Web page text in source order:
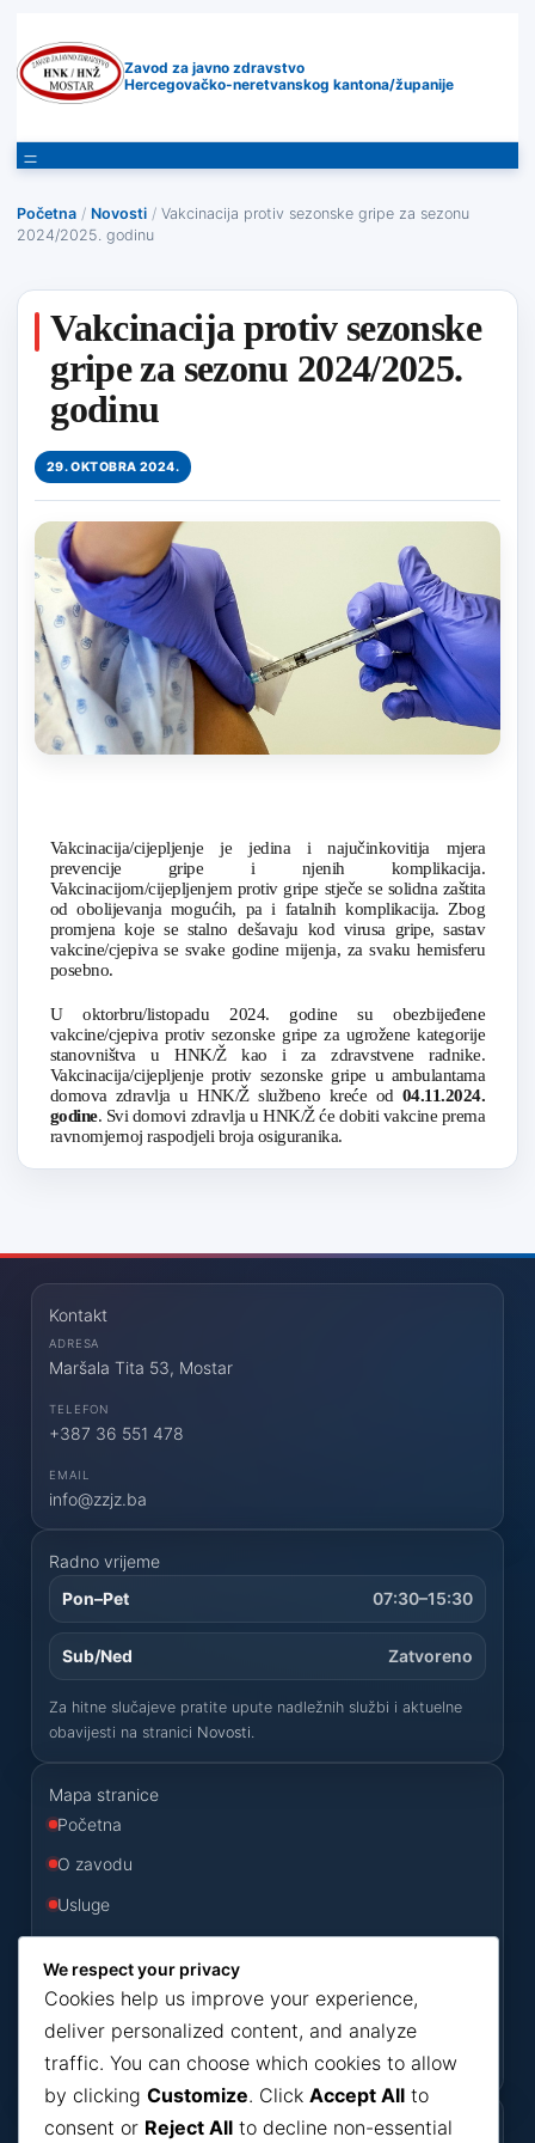
Zavod za javno zdravstvo
Hercegovačko-neretvanskog kantona/županije
Početna / Novosti / Vakcinacija protiv sezonske gripe za sezonu
2024/2025. godinu
Vakcinacija protiv sezonske
gripe za sezonu 2024/2025.
godinu
29. OKTOBRA 2024.
Vakcinacija/cijepljenje je jedina i najučinkovitija mjera
prevencije gripe i njenih komplikacija.
Vakcinacijom/cijepljenjem protiv gripe stječe se solidna zaštita
od obolijevanja mogućih, pa i fatalnih komplikacija. Zbog
promjena koje se stalno dešavaju kod virusa gripe, sastav
vakcine/cjepiva se svake godine mijenja, za svaku hemisferu
posebno.
U oktorbru/listopadu 2024. godine su obezbijeđene
vakcine/cjepiva protiv sezonske gripe za ugrožene kategorije
stanovništva u HNK/Ž kao i za zdravstvene radnike.
Vakcinacija/cijepljenje protiv sezonske gripe u ambulantama
domova zdravlja u HNK/Ž službeno kreće od 04.11.2024.
godine. Svi domovi zdravlja u HNK/Ž će dobiti vakcine prema
ravnomjernoj raspodjeli broja osiguranika.
Kontakt
ADRESA
Maršala Tita 53, Mostar
TELEFON
+387 36 551 478
EMAIL
info@zzjz.ba
Radno vrijeme
Pon–Pet
07:30–15:30
Sub/Ned Zatvoreno
Za hitne slučajeve pratite upute nadležnih službi i aktuelne
obavijesti na stranici Novosti
Mapa stranice
Početna
O zavodu
Usluge
Odluke
Konkursi
Novosti
Kontakt
Korisni dokumenti
We respect your privacy
Cookies help us improve your experience,
deliver personalized content, and analyze
traffic. You can choose which cookies to allow
by clicking Customize. Click Accept All to
consent or Reject All to decline non-essential